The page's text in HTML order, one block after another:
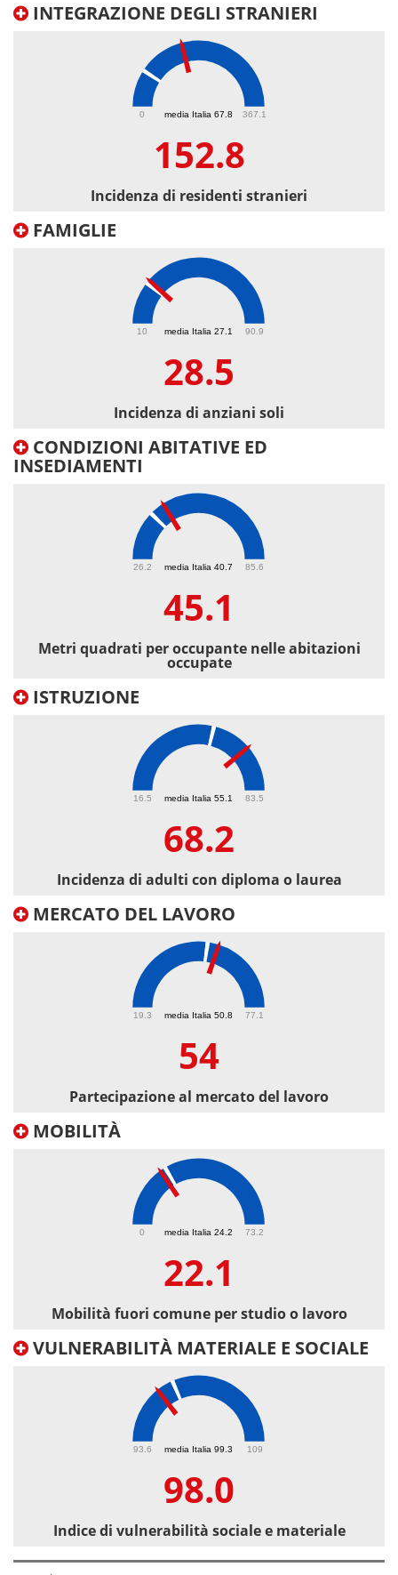
INTEGRAZIONE DEGLI STRANIERI
media Italia 67.8
0 367.1
152.8
Incidenza di residenti stranieri
FAMIGLIE
media Italia 27.1
10 90.9
28.5
Incidenza di anziani soli
CONDIZIONI ABITATIVE ED
INSEDIAMENTI
media Italia 40.7
26.2 85.6
45.1
Metri quadrati per occupante nelle abitazioni
occupate
ISTRUZIONE
media Italia 55.1
16.5 83.5
68.2
Incidenza di adulti con diploma o laurea
MERCATO DEL LAVORO
media Italia 50.8
19.3 77.1
54
Partecipazione al mercato del lavoro
MOBILITÀ
media Italia 24.2
0 73.2
22.1
Mobilità fuori comune per studio o lavoro
VULNERABILITÀ MATERIALE E SOCIALE
media Italia 99.3
93.6 109
98.0
Indice di vulnerabilità sociale e materiale